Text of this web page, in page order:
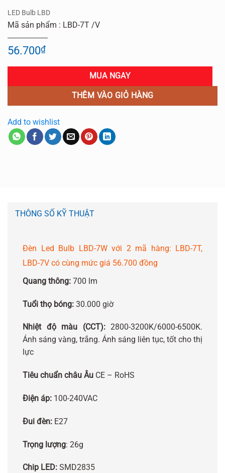
LED Bulb LBD
Mã sản phẩm : LBD-7T /V
56.700₫
MUA NGAY
THÊM VÀO GIỎ HÀNG
Add to wishlist
THÔNG SỐ KỸ THUẬT
Đèn Led Bulb LBD-7W với 2 mã hàng: LBD-7T,
LBD-7V có cùng mức giá 56.700 đồng
Quang thông: 700 lm
Tuổi thọ bóng: 30.000 giờ
Nhiệt độ màu (CCT):2800-3200K/6000-6500K.
Ánh sáng vàng, trắng. Ánh sáng liên tục, tốt cho thị
lực
Tiêu chuẩn châu Âu CE – RoHS
Điện áp: 100-240VAC
Đui đèn: E27
Trọng lượng: 26g
Chip LED: SMD2835